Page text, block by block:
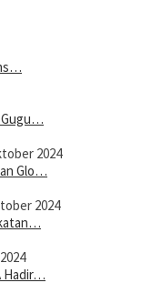
Gugu…
2024
Glo…
2024
Hadir…